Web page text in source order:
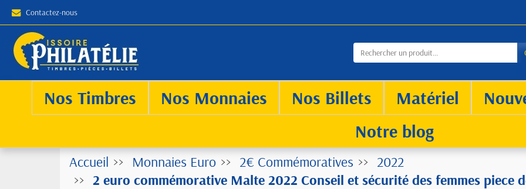
Contactez-nous
Nos Timbres Nos Monnaies Nos Billets Matériel
Notre blog
Accueil Monnaies Euro 2€ Commémoratives
2022
2 euro commémorative Malte 2022 Conseil et sécurité des femmes piece